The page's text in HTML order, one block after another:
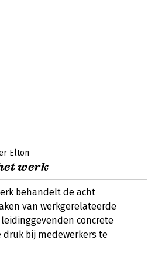
Elton
werk
behandelt de acht
van werkgerelateerde
concrete
bij medewerkers te